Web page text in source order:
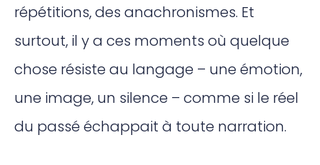
répétitions, des anachronismes. Et
surtout, il y a ces moments où quelque
chose résiste au langage – une émotion,
une image, un silence – comme si le réel
du passé échappait à toute narration.